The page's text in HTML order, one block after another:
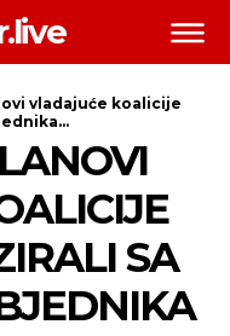
vladajuće koalicije
SA